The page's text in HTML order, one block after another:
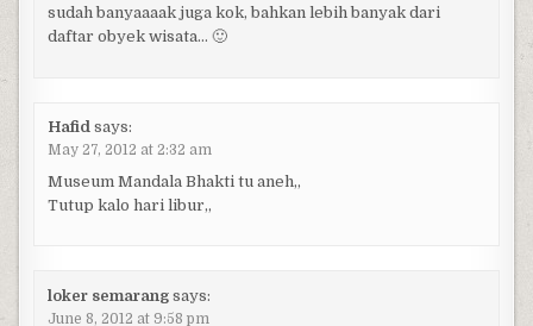
sudah banyaaaak juga kok, bahkan lebih banyak dari
daftar obyek wisata… 🙂
Hafid says:
May 27, 2012 at 2:32 am
Museum Mandala Bhakti tu aneh,,
Tutup kalo hari libur,,
loker semarang says:
June 8, 2012 at 9:58 pm